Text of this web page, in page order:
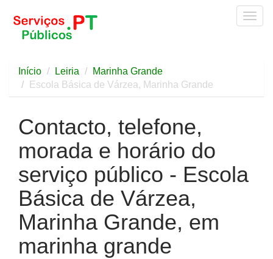
Início Leiria
Marinha Grande
Escola Básica de Várzea, Marinha Grande
Contacto, telefone,
morada e horário do
serviço público - Escola
Básica de Várzea,
Marinha Grande, em
marinha grande